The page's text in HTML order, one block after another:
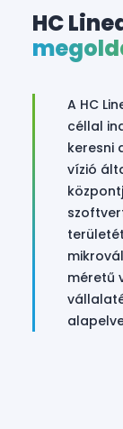
HC
A HC
céllal
keresni
vízió
méretű